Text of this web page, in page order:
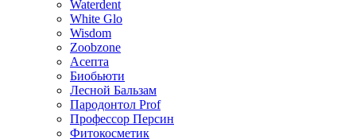
Waterdent
White Glo
Wisdom
Zoobzone
Асепта
Биобьюти
Лесной Бальзам
Пародонтол Prof
Профессор Персин
Фитокосметик